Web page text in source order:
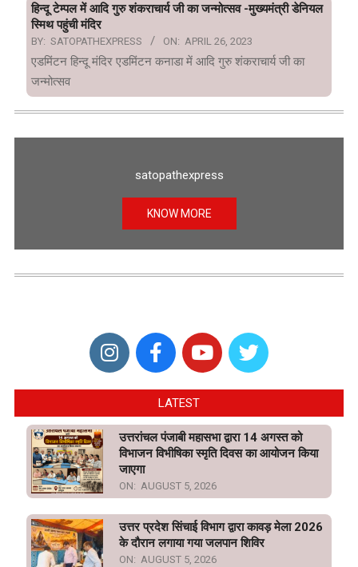
हिन्दू टेम्पल में आदि गुरु शंकराचार्य जी का जन्मोत्सव -मुख्यमंत्री डेनियल
स्मिथ पहुंची मंदिर
BY: SATOPATHEXPRESS ON: APRIL 26, 2023
एडमिंटन हिन्दू मंदिर एडमिंटन कनाडा में आदि गुरु शंकराचार्य जी का
जन्मोत्सव
satopathexpress
KNOW MORE
LATEST
उत्तरांचल पंजाबी महासभा द्वारा 14 अगस्त को
विभाजन विभीषिका स्मृति दिवस का आयोजन किया
जाएगा
ON: AUGUST 5, 2026
उत्तर प्रदेश सिंचाई विभाग द्वारा कावड़ मेला 2026
के दौरान लगाया गया जलपान शिविर
ON: AUGUST 5, 2026